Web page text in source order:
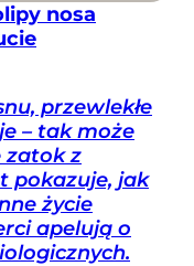
nosa
przewlekłe
– tak może
zatok z
pokazuje, jak
życie
apelują o